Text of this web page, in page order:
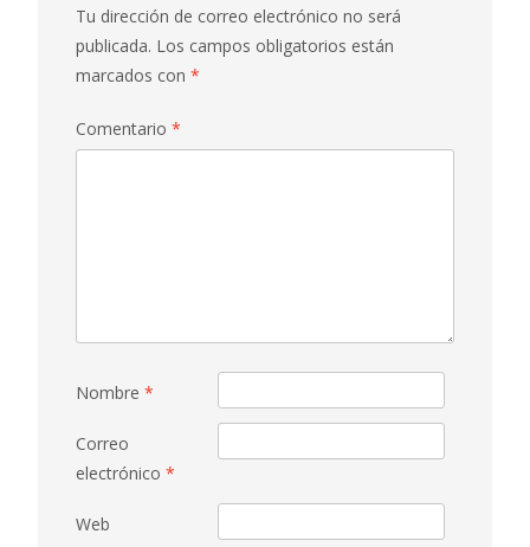
Tu dirección de correo electrónico no será
publicada. Los campos obligatorios están
marcados con *
Comentario *
Nombre *
Correo
electrónico *
Web